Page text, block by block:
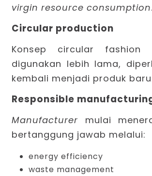
virgin resource consumption.
Circular production
Konsep circular
digunakan lebih lama,
kembali menjadi produk
Responsible
Manufacturer mulai
bertanggung jawab melalui:
energy efficiency
waste management